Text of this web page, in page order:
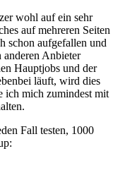
wohl auf ein sehr
auf mehreren Seiten
schon aufgefallen und
Anbieter
Hauptjobs und der
läuft, wird dies
ich mich zumindest mit
Fall testen, 1000